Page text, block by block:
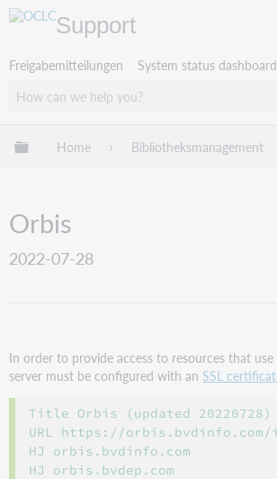
Support
Freigabemitteilungen System status dashboard
Globale Hierarchie expandieren/
Home Bibliotheksmanagement
Orbis
2022-07-28
In order to provide access to resources that
server must be configured with an SSL
Title Orbis (updated 20220728)
URL https://orbis.bvdinfo.com/
HJ orbis.bvdinfo.com
HJ orbis.bvdep.com